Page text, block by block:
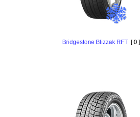
Bridgestone Blizzak RFT[ 0 ]